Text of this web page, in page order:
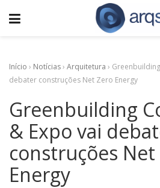
Início › Notícias› Arquitetura ›
debater construções Net Zero Energy
Greenbuilding
& Expo vai
construções Net
Energy